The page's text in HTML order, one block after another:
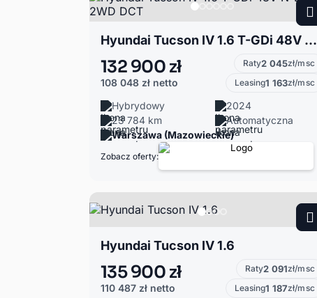
Hyundai Tucson IV 1.6 T-GDi 48V N-Line 2WD DCT
132 900 zł
108 048 zł netto
Raty2 045zł/msc
Leasing1 163zł/msc
Hybrydowy
2024
23 784 km
Automatyczna
Warszawa (Mazowieckie)
Zobacz oferty:
Hyundai Tucson IV 1.6
135 900 zł
110 487 zł netto
Raty2 091zł/msc
Leasing1 187zł/msc